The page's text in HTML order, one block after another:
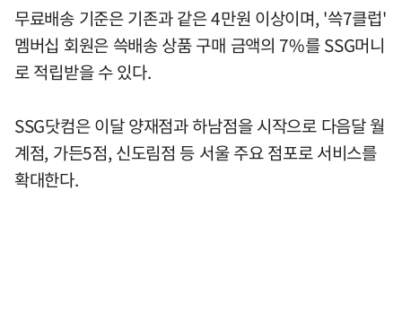
무료배송 기준은 기존과 같은 4만원 이상이며, '쓱7클럽'
멤버십 회원은 쓱배송 상품 구매 금액의 7%를 SSG머니
로 적립받을 수 있다.
SSG닷컴은 이달 양재점과 하남점을 시작으로 다음달 월
계점, 가든5점, 신도림점 등 서울 주요 점포로 서비스를
확대한다.